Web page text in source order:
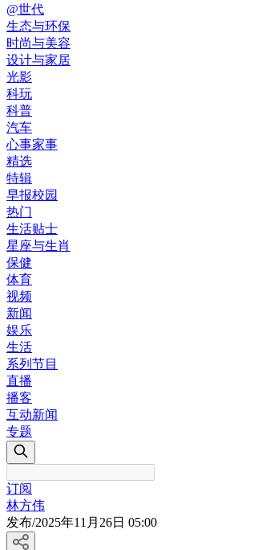
@世代
生态与环保
时尚与美容
设计与家居
光影
科玩
科普
汽车
心事家事
精选
特辑
早报校园
热门
生活贴士
星座与生肖
保健
体育
视频
新闻
娱乐
生活
系列节目
直播
播客
互动新闻
专题
订阅
林方伟
发布/2025年11月26日 05:00